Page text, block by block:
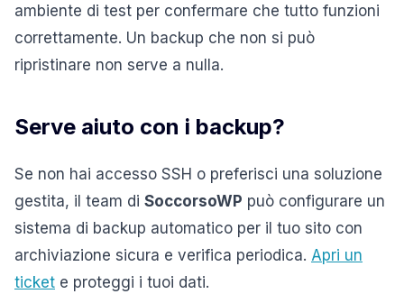
ambiente di test per confermare che tutto funzioni
correttamente. Un backup che non si può
ripristinare non serve a nulla.
Serve aiuto con i backup?
Se non hai accesso SSH o preferisci una soluzione
gestita, il team di SoccorsoWP può configurare un
sistema di backup automatico per il tuo sito con
archiviazione sicura e verifica periodica. Apri un
ticket e proteggi i tuoi dati.